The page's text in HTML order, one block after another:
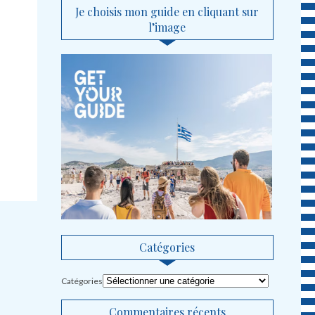
Je choisis mon guide en cliquant sur
l’image
Catégories
Catégories
Commentaires récents